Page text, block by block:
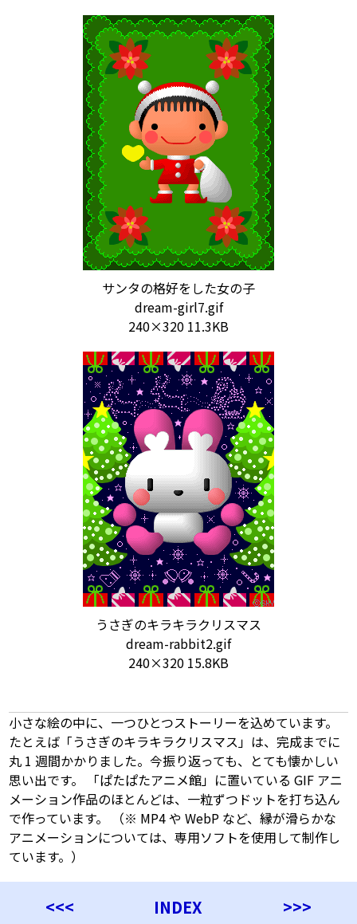
サンタの格好をした女の子
dream-girl7.gif
240×320 11.3KB
うさぎのキラキラクリスマス
dream-rabbit2.gif
240×320 15.8KB
小さな絵の中に、一つひとつストーリーを込めています。
たとえば「うさぎのキラキラクリスマス」は、完成までに
丸 1 週間かかりました。今振り返っても、とても懐かしい
思い出です。 「ぱたぱたアニメ館」に置いている GIF アニ
メーション作品のほとんどは、一粒ずつドットを打ち込ん
で作っています。 （※ MP4 や WebP など、縁が滑らかな
アニメーションについては、専用ソフトを使用して制作し
ています。）
<<< INDEX >>>